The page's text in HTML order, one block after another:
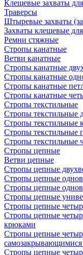
Клещевые захваты
Траверсы
Штыревые захваты
Захваты клещевые
Ремни стяжные
Стропы канатные
Ветви канатные
Стропы канатные
Стропы канатные
Стропы канатные
Стропы канатные
Стропы текстильные
Стропы текстильные
Стропы текстильные
Стропы текстильные
Стропы текстильные
Стропы цепные
Ветви цепные
Стропы цепные
Стропы цепные
Стропы цепные
Стропы цепные
Стропы цепные
Стропы цепные
крюками
Стропы цепные
Стропы цепные